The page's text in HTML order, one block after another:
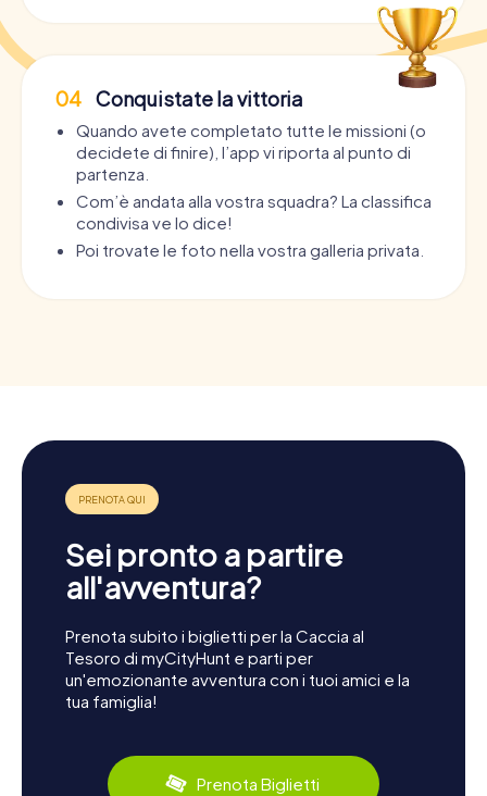
04 Conquistate la vittoria
Quando avete completato tutte le missioni (o
decidete di finire), l’app vi riporta al punto di
partenza.
Com’è andata alla vostra squadra? La classifica
condivisa ve lo dice!
Poi trovate le foto nella vostra galleria privata.
Sei pronto a partire
all'avventura?
Prenota subito i biglietti per la Caccia al
Tesoro di myCityHunt e parti per
un'emozionante avventura con i tuoi amici e la
tua famiglia!
Prenota Biglietti